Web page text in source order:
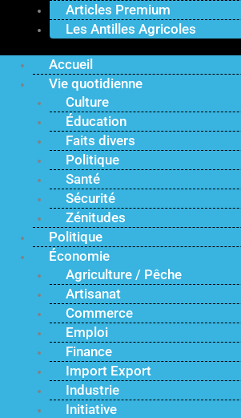
Articles Premium
Les Antilles Agricoles
Accueil
Vie quotidienne
Culture
Éducation
Faits divers
Politique
Santé
Sécurité
Zénitudes
Politique
Économie
Agriculture / Pêche
Artisanat
Commerce
Emploi
Finance
Import Export
Industrie
Initiative